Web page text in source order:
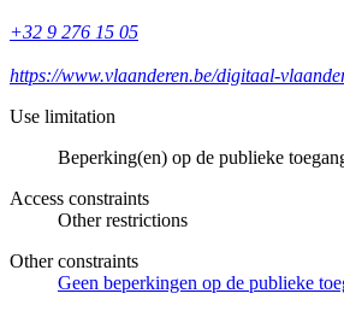
+32 9 276 15 05
https://www.vlaanderen.be/digitaal-
Use limitation
Beperking(en) op de publieke
Access constraints
Other restrictions
Other constraints
Geen beperkingen op de publieke